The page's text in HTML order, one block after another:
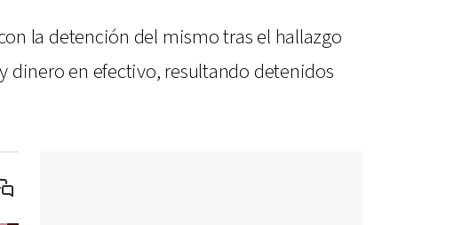
la detención del mismo tras el hallazgo
dinero en efectivo, resultando detenidos